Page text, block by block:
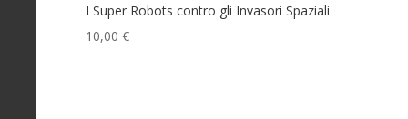
I Super Robots contro gli Invasori Spaziali
10,00 €